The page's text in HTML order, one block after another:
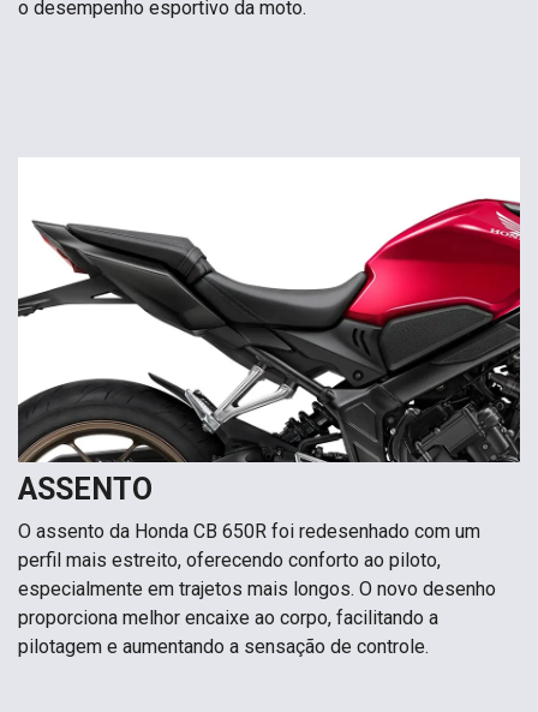
o desempenho esportivo da moto.
ASSENTO
O assento da Honda CB 650R foi redesenhado com um
perfil mais estreito, oferecendo conforto ao piloto,
especialmente em trajetos mais longos. O novo desenho
proporciona melhor encaixe ao corpo, facilitando a
pilotagem e aumentando a sensação de controle.